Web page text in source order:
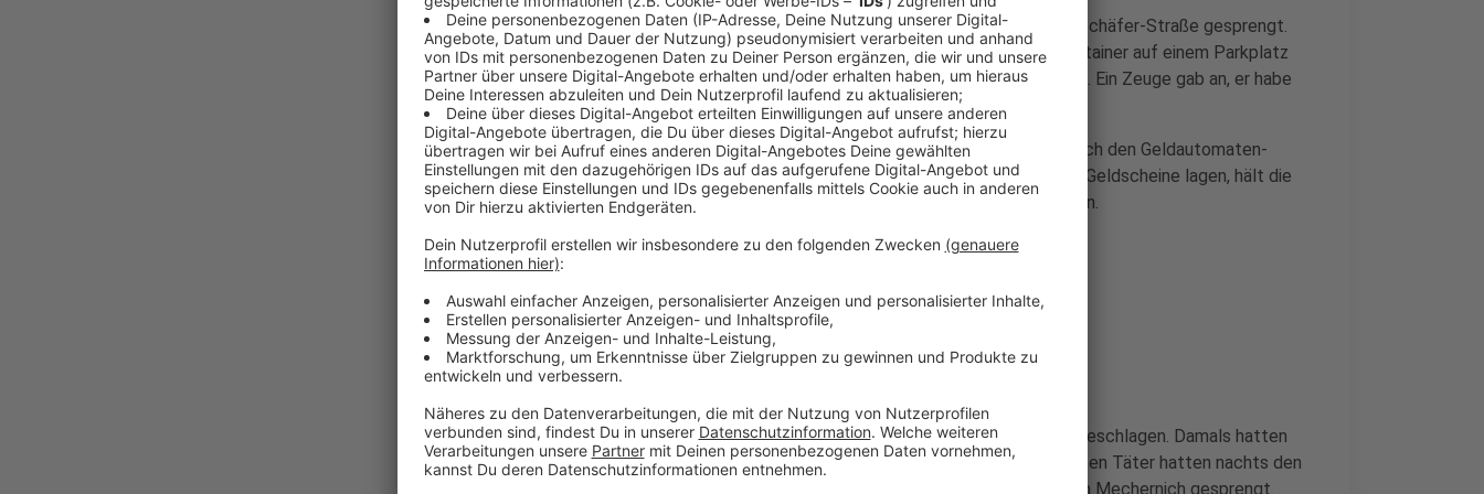
Gegen 1:45 Uhr haben die Täter den Automaten an der Christian-Schäfer-Straße gesprengt.
Nach Angaben der Kreispolizei hat sich der Automat in einem Container auf einem Parkplatz
befunden. Dadurch sei es zu keinen weiteren Schäden gekommen. Ein Zeuge gab an, er habe
nach der Explosion vier Menschen mit einem Auto flüchten sehen.
Die Polizei hat nach eigenen Angaben mit einem Hubschrauber nach den Geldautomaten-
Sprengern gesucht, allerdings ohne Erfolg. Da auf dem Parkplatz Geldscheine lagen, hält die
Polizei es für wahrscheinlich, dass die Täter Beute gemacht haben.
Anzeige
Vierte Sprengung in diesem Sommer
Anzeige
Mitte August hatten Geldautomaten-Sprenger in Mechernich zugeschlagen. Damals hatten
die Täter einen hohen fünfstelligen Betrag erbeutet. Die maskierten Täter hatten nachts den
Geldautomaten in der Kreissparkassen-Filiale in der Weierstraße in Mechernich gesprengt.